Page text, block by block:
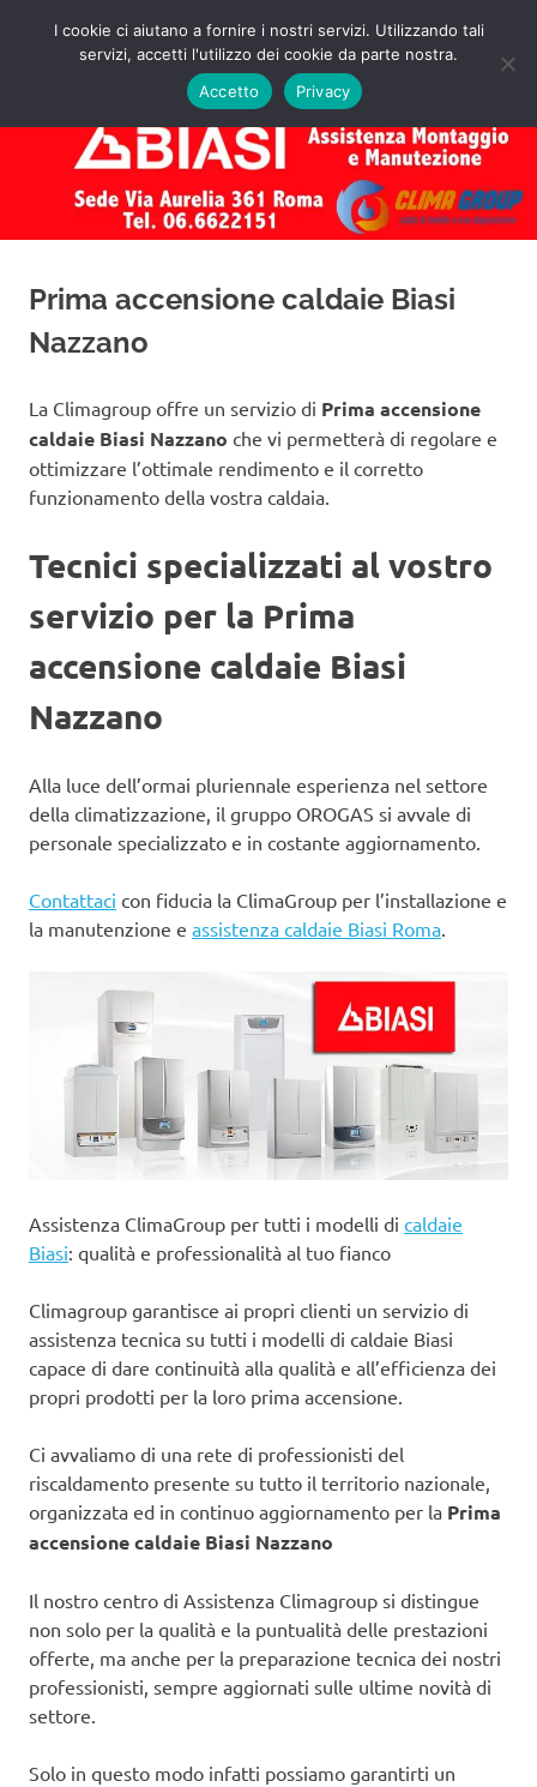
Assistenza
Caldaie
Biasi
Roma
Preventivo!
MENU
Prima accensione caldaie Biasi
Nazzano
La Climagroup offre un servizio di Prima accensione
caldaie Biasi Nazzano che vi permetterà di regolare e
ottimizzare l’ottimale rendimento e il corretto
funzionamento della vostra caldaia.
Tecnici specializzati al vostro
servizio per la Prima
accensione caldaie Biasi
Nazzano
Alla luce dell’ormai pluriennale esperienza nel settore
della climatizzazione, il gruppo OROGAS si avvale di
personale specializzato e in costante aggiornamento.
Contattaci con fiducia la ClimaGroup per l’installazione e
la manutenzione e assistenza caldaie Biasi Roma.
Assistenza ClimaGroup per tutti i modelli di caldaie
Biasi: qualità e professionalità al tuo fianco
Climagroup garantisce ai propri clienti un servizio di
assistenza tecnica su tutti i modelli di caldaie Biasi
capace di dare continuità alla qualità e all’efficienza dei
propri prodotti per la loro prima accensione.
Ci avvaliamo di una rete di professionisti del
riscaldamento presente su tutto il territorio nazionale,
organizzata ed in continuo aggiornamento per la Prima
accensione caldaie Biasi Nazzano
Il nostro centro di Assistenza Climagroup si distingue
non solo per la qualità e la puntualità delle prestazioni
offerte, ma anche per la preparazione tecnica dei nostri
professionisti, sempre aggiornati sulle ultime novità di
settore.
Solo in questo modo infatti possiamo garantirti un
I cookie ci aiutano a fornire i nostri servizi. Utilizzando tali
servizi, accetti l'utilizzo dei cookie da parte nostra.
Accetto
Privacy